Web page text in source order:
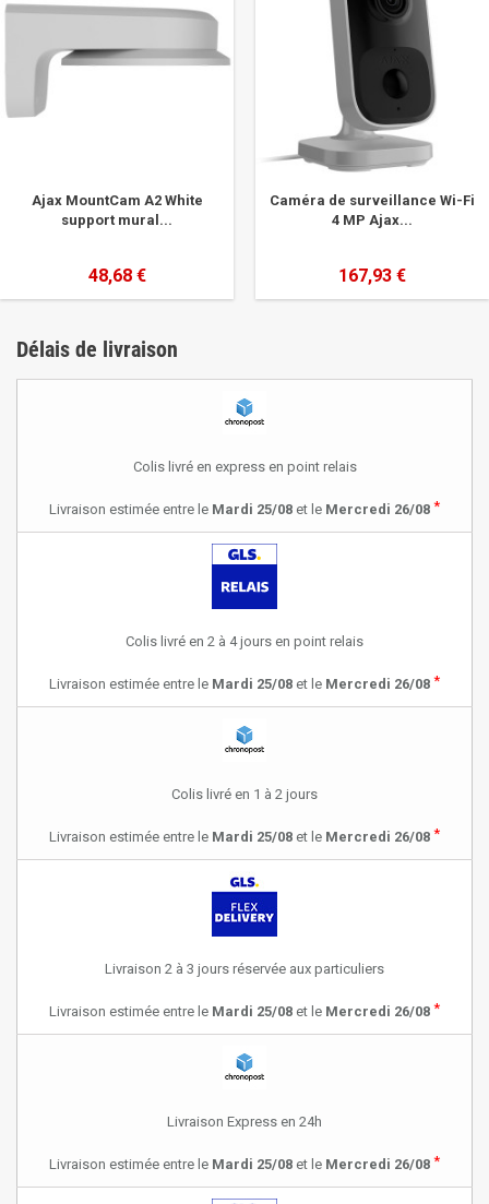
Ajax MountCam A2 White
support mural...
48,68 €
Caméra de surveillance Wi-Fi
4 MP Ajax...
167,93 €
Délais de livraison
Colis livré en express en point relais
Livraison estimée entre le Mardi 25/08 et le Mercredi 26/08 *
Colis livré en 2 à 4 jours en point relais
Livraison estimée entre le Mardi 25/08 et le Mercredi 26/08 *
Colis livré en 1 à 2 jours
Livraison estimée entre le Mardi 25/08 et le Mercredi 26/08 *
Livraison 2 à 3 jours réservée aux particuliers
Livraison estimée entre le Mardi 25/08 et le Mercredi 26/08 *
Livraison Express en 24h
Livraison estimée entre le Mardi 25/08 et le Mercredi 26/08 *